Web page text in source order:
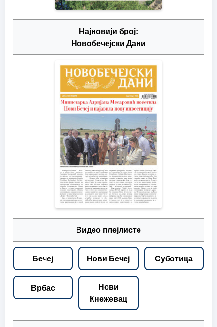
Најновији број:
Новобечејски Дани
Видео плејлисте
Бечеј Нови Бечеј Суботица
Врбас
Нови
Кнежевац